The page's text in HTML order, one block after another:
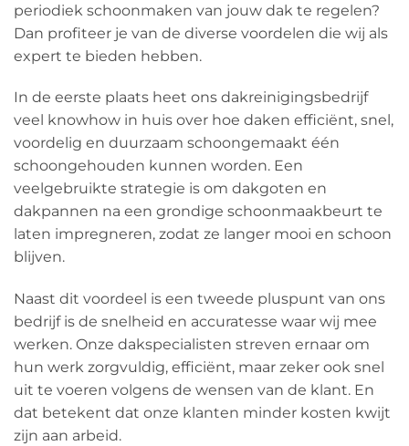
periodiek schoonmaken van jouw dak te regelen?
Dan profiteer je van de diverse voordelen die wij als
expert te bieden hebben.
In de eerste plaats heet ons dakreinigingsbedrijf
veel knowhow in huis over hoe daken efficiënt, snel,
voordelig en duurzaam schoongemaakt één
schoongehouden kunnen worden. Een
veelgebruikte strategie is om dakgoten en
dakpannen na een grondige schoonmaakbeurt te
laten impregneren, zodat ze langer mooi en schoon
blijven.
Naast dit voordeel is een tweede pluspunt van ons
bedrijf is de snelheid en accuratesse waar wij mee
werken. Onze dakspecialisten streven ernaar om
hun werk zorgvuldig, efficiënt, maar zeker ook snel
uit te voeren volgens de wensen van de klant. En
dat betekent dat onze klanten minder kosten kwijt
zijn aan arbeid.